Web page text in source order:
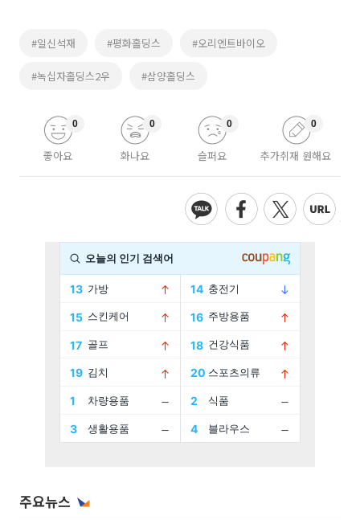
#일신석재 #평화홀딩스 #오리엔트바이오
#녹십자홀딩스2우 #삼양홀딩스
좋아요
0
화나요
0
슬퍼요
0
추가취재 원해요
0
주요뉴스